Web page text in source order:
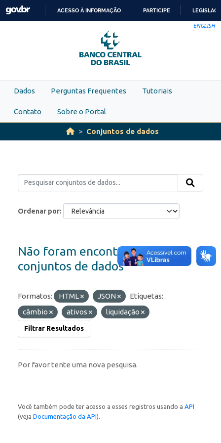
Skip to main content
PARA
O
CONTEÚDO
ACESSO À INFORMAÇÃO PARTICIPE
ENGLISH
Dados Perguntas Frequentes Tutoriais
Contato Sobre o Portal
Conjuntos de dados
Ordenar por
Não foram encontrados
conjuntos de dados
Formatos: HTML JSON
Etiquetas:
câmbio
ativos liquidação
Filtrar Resultados
Por favor tente uma nova pesquisa.
Você também pode ter acesso a esses registros usando a API
(veja Documentação da API).